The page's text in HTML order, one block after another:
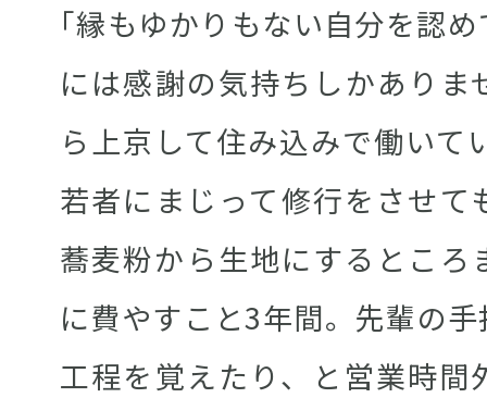
｢縁もゆかりもない自分を認
には感謝の気持ちしかありま
ら上京して住み込みで働いて
若者にまじって修行をさせて
蕎麦粉から生地にするところ
に費やすこと3年間。先輩の
工程を覚えたり、と営業時間